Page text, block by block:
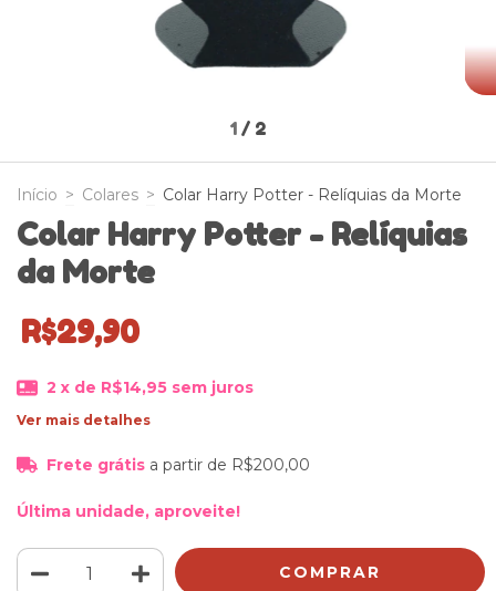
1 / 2
Início > Colares > Colar Harry Potter - Relíquias da Morte
Colar Harry Potter - Relíquias
da Morte
R$29,90
2 x de R$14,95 sem juros
Ver mais detalhes
Frete grátis a partir de R$200,00
Última unidade, aproveite!